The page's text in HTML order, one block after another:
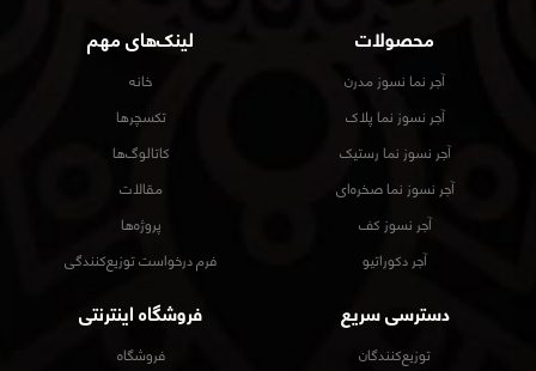
محصولات
آجر نما نسوز مدرن
آجر نسوز نما پلاک
آجر نسوز نما رستیک
آجر نسوز نما صخره‌ای
آجر نسوز کف
آجر دکوراتیو
لینک‌های مهم
خانه
تکسچرها
کاتالوگ‌ها
مقالات
پروژه‌ها
فرم درخواست توزیع‌کنندگی
دسترسی سریع
توزیع‌کنندگان
فروشگاه اینترنتی
فروشگاه